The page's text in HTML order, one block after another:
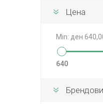
JanodЦена
Min: ден
640
Брендови